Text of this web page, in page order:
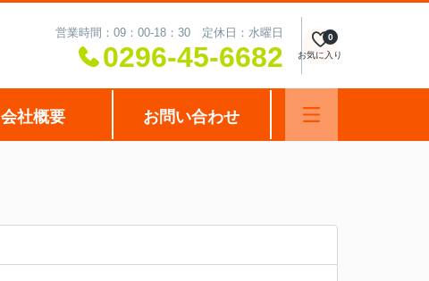
営業時間：09：00-18：30 定休日：水曜日
0296-45-6682 お気に入り
0
会社概要 お問い合わせ